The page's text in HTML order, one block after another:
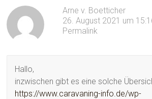
Arne v. Boetticher
26. August 2021 um
Permalink
Hallo,
inzwischen gibt es eine solche
https://www.caravaning-info.de/wp-